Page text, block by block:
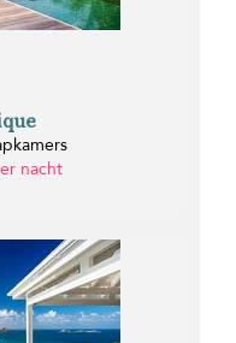
nacht